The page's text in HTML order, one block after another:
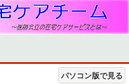
パソコン版で見る